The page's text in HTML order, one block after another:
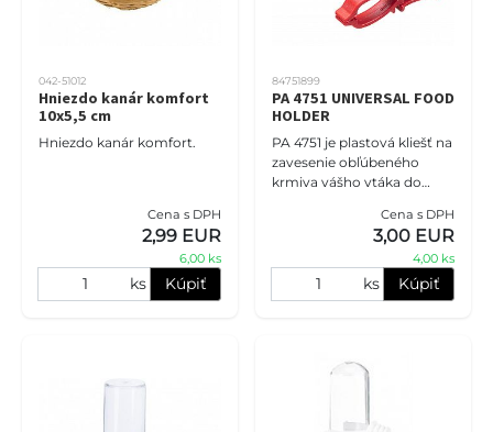
042-51012
Hniezdo kanár komfort
10x5,5 cm
Hniezdo kanár komfort.
Cena s DPH
2,99 EUR
6,00 ks
ks Kúpiť
84751899
PA 4751 UNIVERSAL FOOD
HOLDER
PA 4751 je plastová kliešť na
zavesenie obľúbeného
krmiva vášho vtáka do
upevňovacím prvkom, aby
Cena s DPH
3,00 EUR
4,00 ks
ks Kúpiť